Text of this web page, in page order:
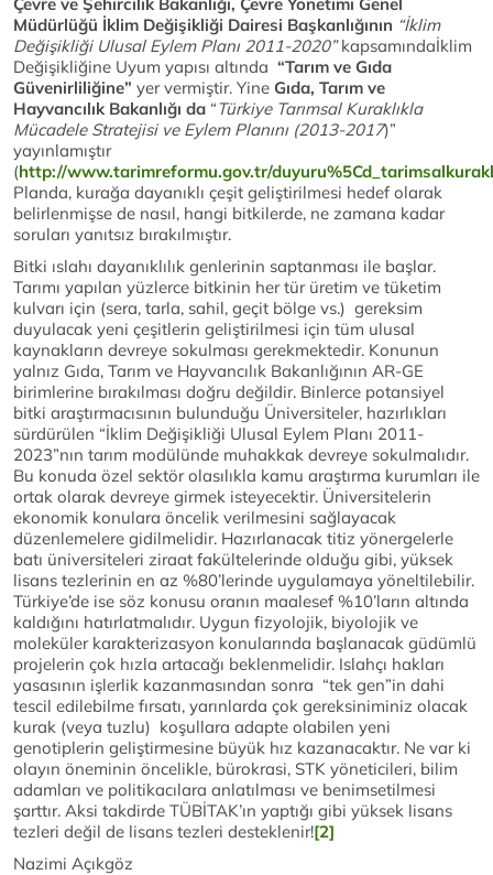
Müdürlüğü İklim Değişikliği Dairesi Başkanlığının “İklim
Değişikliği Ulusal Eylem Planı 2011-2020”kapsamındaİklim
Değişikliğine Uyum yapısı altında “Tarım ve Gıda
Güvenirliliğine” yer vermiştir. Yine Gıda, Tarım ve
Hayvancılık Bakanlığı da “Türkiye Tarımsal Kuraklıkla
Mücadele Stratejisi ve Eylem Planını (2013-2017)”
yayınlamıştır
(http://www.tarimreformu.gov.tr/
Planda, kurağa dayanıklı çeşit geliştirilmesi hedef olarak
belirlenmişse de nasıl, hangi bitkilerde, ne zamana kadar
soruları yanıtsız bırakılmıştır.
Bitki ıslahı dayanıklılık genlerinin saptanması ile başlar.
Tarımı yapılan yüzlerce bitkinin her tür üretim ve tüketim
kulvarı için (sera, tarla, sahil, geçit bölge vs.) gereksim
duyulacak yeni çeşitlerin geliştirilmesi için tüm ulusal
kaynakların devreye sokulması gerekmektedir. Konunun
yalnız Gıda, Tarım ve Hayvancılık Bakanlığının AR-GE
birimlerine bırakılması doğru değildir. Binlerce potansiyel
bitki araştırmacısının bulunduğu Üniversiteler, hazırlıkları
sürdürülen “İklim Değişikliği Ulusal Eylem Planı 2011-
2023”nın tarım modülünde muhakkak devreye sokulmalıdır.
Bu konuda özel sektör olasılıkla kamu araştırma kurumları ile
ortak olarak devreye girmek isteyecektir. Üniversitelerin
ekonomik konulara öncelik verilmesini sağlayacak
düzenlemelere gidilmelidir. Hazırlanacak titiz yönergelerle
batı üniversiteleri ziraat fakültelerinde olduğu gibi, yüksek
lisans tezlerinin en az %80’lerinde uygulamaya yöneltilebilir.
Türkiye’de ise söz konusu oranın maalesef %10’ların altında
kaldığını hatırlatmalıdır. Uygun fizyolojik, biyolojik ve
moleküler karakterizasyon konularında başlanacak güdümlü
projelerin çok hızla artacağı beklenmelidir. Islahçı hakları
yasasının işlerlik kazanmasından sonra “tek gen”in dahi
tescil edilebilme fırsatı, yarınlarda çok gereksiniminiz olacak
kurak (veya tuzlu) koşullara adapte olabilen yeni
genotiplerin geliştirmesine büyük hız kazanacaktır. Ne var ki
olayın öneminin öncelikle, bürokrasi, STK yöneticileri, bilim
adamları ve politikacılara anlatılması ve benimsetilmesi
şarttır. Aksi takdirde TÜBİTAK’ın yaptığı gibi yüksek lisans
tezleri değil de lisans tezleri desteklenir![2]
Nazimi Açıkgöz